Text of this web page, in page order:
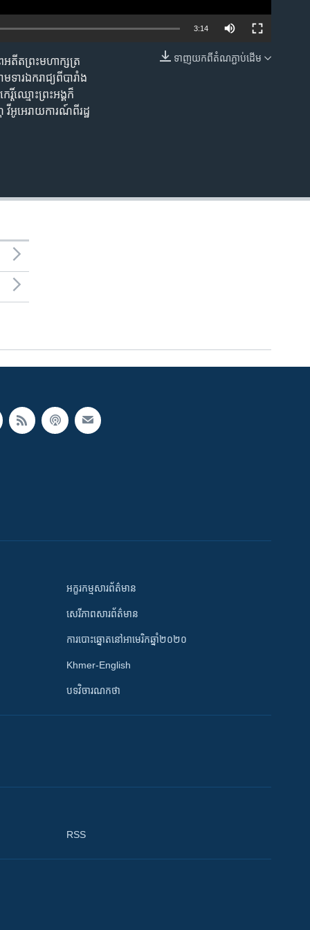
EMBED
3:14
ទាញ​យក​ពី​តំណភ្ជាប់​ដើម
អតីត​ព្រះ​មហាក្សត្រ​
ារ​ឯករាជ្យពី​បារាំង​
តិ៍​ឈ្មោះ​ព្រះអង្គ​ក៏​
អូអេ​រាយការណ៍​ពីរដ្ឋ
អក្ខរកម្មសារព័ត៌មាន
សេរីភាពសារព័ត៌មាន
ការបោះឆ្នោតនៅអាមេរិកឆ្នាំ២០២០
Khmer-English
បទវិចារណកថា
RSS